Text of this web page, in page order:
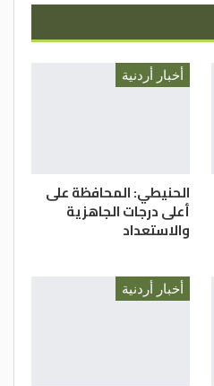
أخبار أردنية
الحنيطي: المحافظة على
أعلى درجات الجاهزية
والاستعداد
أخبار أردنية